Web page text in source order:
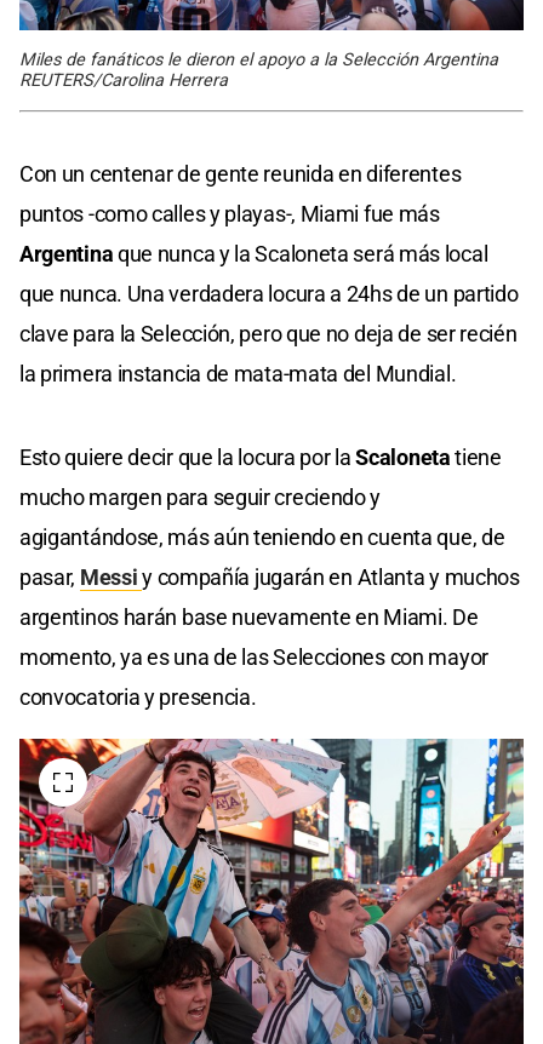
Miles de fanáticos le dieron el apoyo a la Selección Argentina
REUTERS/Carolina Herrera
Con un centenar de gente reunida en diferentes
puntos -como calles y playas-, Miami fue más
Argentinaque nunca y la Scaloneta será más local
que nunca. Una verdadera locura a 24hs de un partido
clave para la Selección, pero que no deja de ser recién
la primera instancia de mata-mata del Mundial.
Esto quiere decir que la locura por laScalonetatiene
mucho margen para seguir creciendo y
agigantándose, más aún teniendo en cuenta que, de
pasar, Messiy compañía jugarán en Atlanta y muchos
argentinos harán base nuevamente en Miami. De
momento, ya es una de las Selecciones con mayor
convocatoria y presencia.